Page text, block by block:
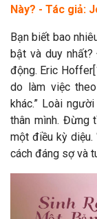
Này? - Tác giả:
Bạn biết bao
bật và duy
động. Eric
do làm việc
khác.” Loài
thân mình. Đừng
một điều kỳ diệu.
cách đáng sợ và